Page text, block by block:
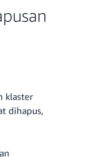
klaster
dihapus,